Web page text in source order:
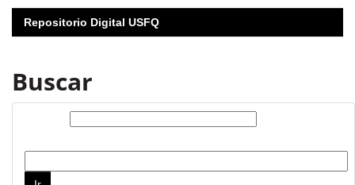
Repositorio Digital USFQ
Buscar